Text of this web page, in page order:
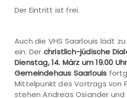
Der Eintritt ist frei.
Auch die VHS Saarlouis lädt
ein: Der christlich-jüdische
Dienstag, 14. März um 19.00
Gemeindehaus Saarlouis
Mittelpunkt des Vortrags von
stehen Andreas Osiander und